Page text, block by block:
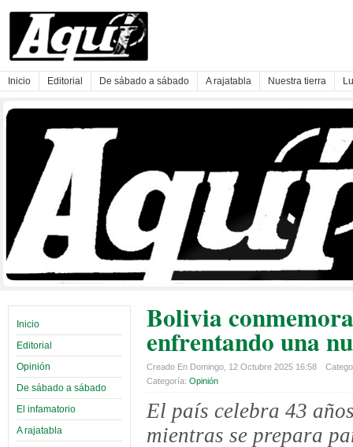
Inicio Editorial De sábado a sábado A rajatabla Nuestra tierra
Inicio
Editorial
Opinión
De sábado a sábado
El infamatorio
A rajatabla
Bolivia
enfrentando una
Creado En Domingo, 12 Octubre 2025 16:58
Categoría: Opinión
El país celebra 43
mientras se prepara